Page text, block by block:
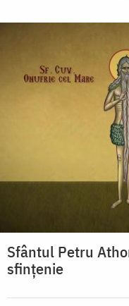
Sfântul Petru
sfințenie